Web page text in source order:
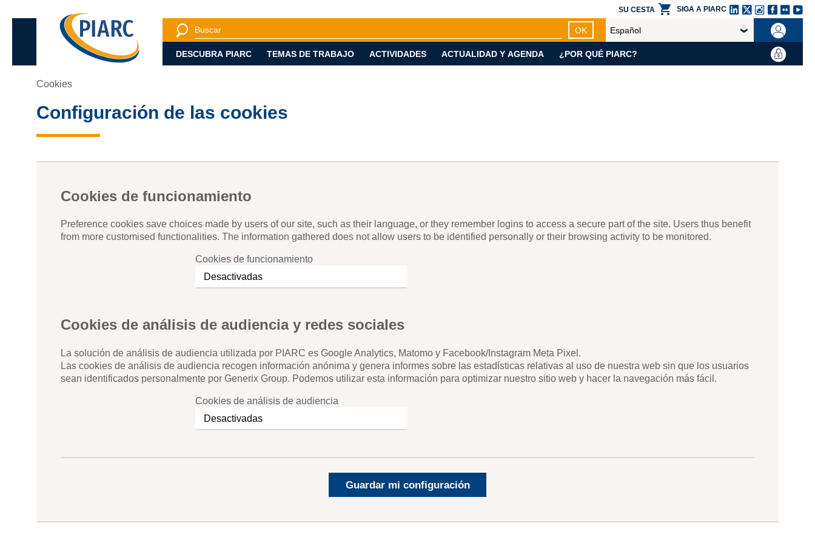
Ver la busqueda
Busqueda OK
DESCUBRA PIARC TEMAS DE TRABAJO ACTIVIDADES ACTUALIDAD Y AGENDA ¿POR QUÉ PIARC?
SU CESTA SIGA A PIARC LinkedIn
X Instagram
Flickr
Cookies
Configuración de las cookies
Cookies de funcionamiento
Preference cookies save choices made by users of our site, such as their language, or they remember logins to access a secure part of the site. Users thus benefit
from more customised functionalities. The information gathered does not allow users to be identified personally or their browsing activity to be monitored.
Cookies de funcionamiento
Cookies de análisis de audiencia y redes sociales
La solución de análisis de audiencia utilizada por PIARC es Google Analytics, Matomo y Facebook/Instagram Meta Pixel.
Las cookies de análisis de audiencia recogen información anónima y genera informes sobre las estadísticas relativas al uso de nuestra web sin que los usuarios
sean identificados personalmente por Generix Group. Podemos utilizar esta información para optimizar nuestro sitio web y hacer la navegación más fácil.
Cookies de análisis de audiencia
Guardar mi configuración